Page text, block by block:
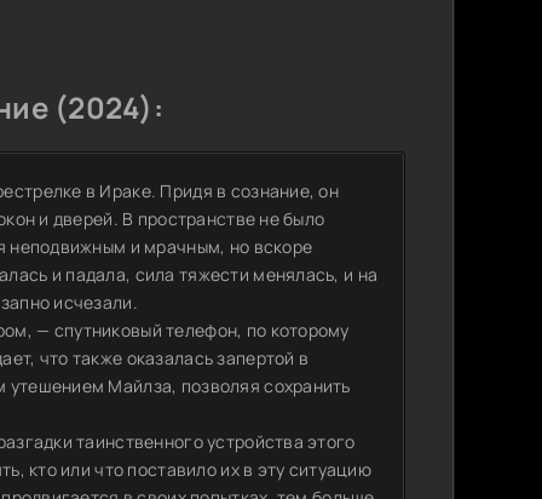
(2024):
в Ираке. Придя в сознание, он
и дверей. В пространстве не было
неподвижным и мрачным, но вскоре
и падала, сила тяжести менялась, и на
исчезали.
— спутниковый телефон, по которому
что также оказалась запертой в
утешением Майлза, позволяя сохранить
таинственного устройства этого
кто или что поставило их в эту ситуацию